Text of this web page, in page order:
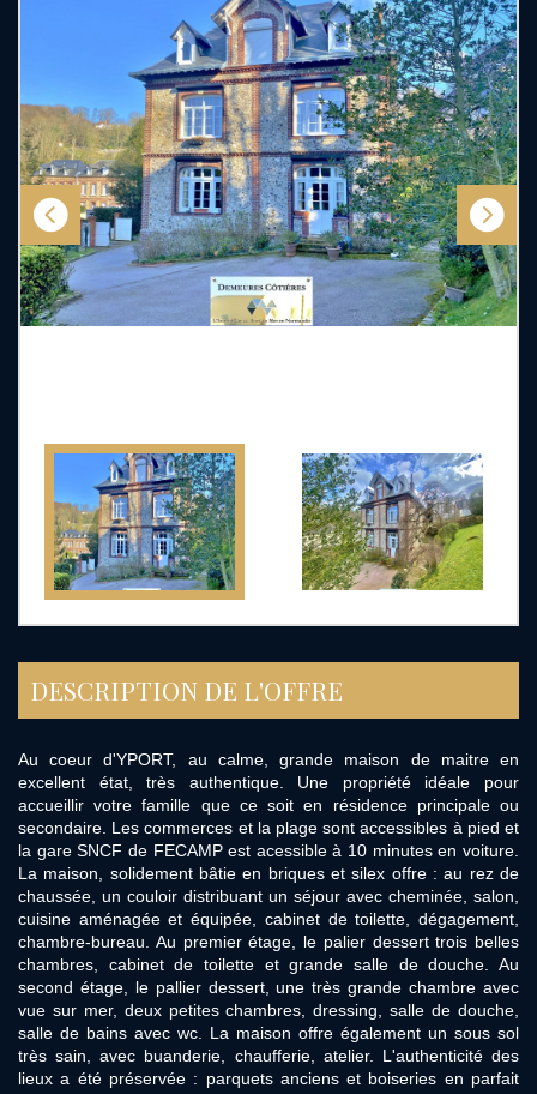
DESCRIPTION DE L'OFFRE
Au coeur d'YPORT, au calme, grande maison de maitre en
excellent état, très authentique. Une propriété idéale pour
accueillir votre famille que ce soit en résidence principale ou
secondaire. Les commerces et la plage sont accessibles à pied et
la gare SNCF de FECAMP est acessible à 10 minutes en voiture.
La maison, solidement bâtie en briques et silex offre : au rez de
chaussée, un couloir distribuant un séjour avec cheminée, salon,
cuisine aménagée et équipée, cabinet de toilette, dégagement,
chambre-bureau. Au premier étage, le palier dessert trois belles
chambres, cabinet de toilette et grande salle de douche. Au
second étage, le pallier dessert, une très grande chambre avec
vue sur mer, deux petites chambres, dressing, salle de douche,
salle de bains avec wc. La maison offre également un sous sol
très sain, avec buanderie, chaufferie, atelier. L'authenticité des
lieux a été préservée : parquets anciens et boiseries en parfait